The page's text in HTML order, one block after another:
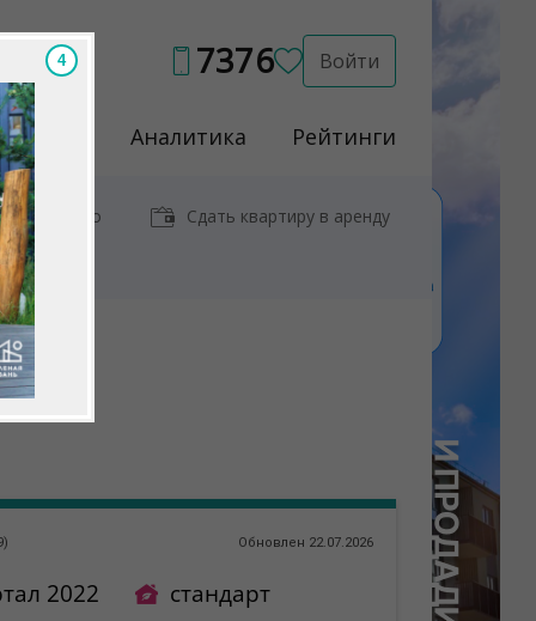
7376 Войти
Услуги Аналитика Рейтинги
у метро Сдать квартиру в аренду
) Обновлен 22.07.2026
2022
стандарт
3